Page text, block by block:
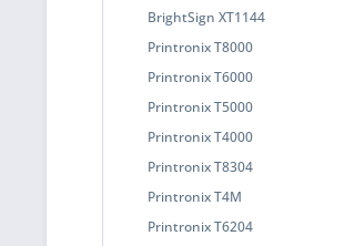
BrightSign XT1144
Printronix T8000
Printronix T6000
Printronix T5000
Printronix T4000
Printronix T8304
Printronix T4M
Printronix T6204